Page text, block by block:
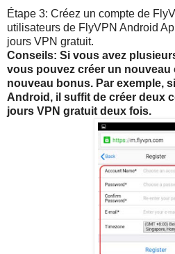
Étape 3: Créez un compte de
utilisateurs de FlyVPN Android
jours VPN gratuit.
Conseils: Si vous avez
vous pouvez créer un nouveau
nouveau bonus. Par exemple,
Android, il suffit de créer deux
jours VPN gratuit deux fois.